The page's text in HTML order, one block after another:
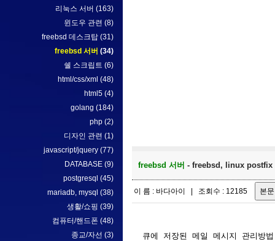
리눅스 서버 (163)
윈도우 관련 (8)
freebsd 데스크탑 (31)
freebsd 서버 (34)
쉘 스크립트 (6)
html/css/xml (48)
html5 (4)
golang (184)
php (2)
디자인 관련 (1)
javascript/jquery (77)
DATABASE (9)
postgresql (45)
mariadb, mysql (38)
생활/쇼핑 (39)
컴퓨터/핸드폰 (48)
종교/자선 (3)
freebsd 서버 - freebsd, linux postfix
이 름 : 바다아이 | 조회수 : 12185
큐에 저장된 메일 메시지 관리방법